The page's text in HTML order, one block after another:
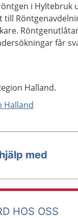
i
till
får
Halland.
Halland
med
HOS OSS